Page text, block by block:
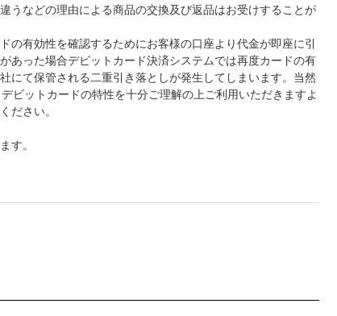
うなどの理由による商品の交換及び返品はお受けすることが
の有効性を確認するためにお客様の口座より代金が即座に引
あった場合デビットカード決済システムでは再度カードの有
にて保管される二重引き落としが発生してしまいます。当然
ビットカードの特性を十分ご理解の上ご利用いただきますよ
ださい。
す。